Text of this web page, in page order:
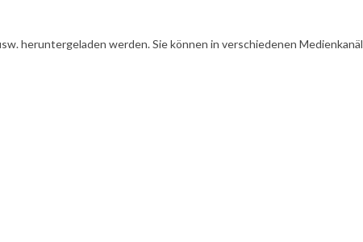
heruntergeladen werden. Sie können in verschiedenen